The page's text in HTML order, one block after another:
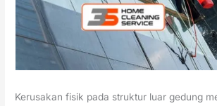
Kerusakan fisik pada struktur luar gedung